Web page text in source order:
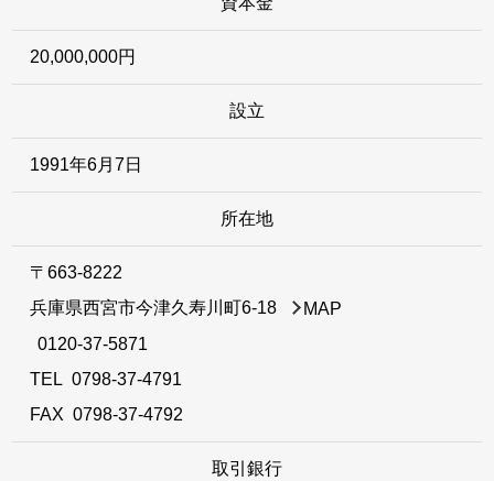
20,000,000円
設立
1991年6月7日
所在地
〒663-8222
兵庫県西宮市今津久寿川町6-18
MAP
0120-37-5871
TEL0798-37-4791
FAX 0798-37-4792
取引銀行